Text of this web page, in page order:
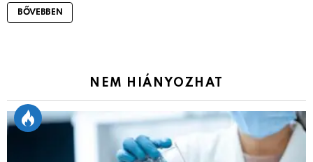
BŐVEBBEN
NEM HIÁNYOZHAT